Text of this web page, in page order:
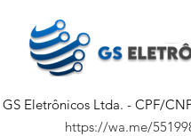
GS Eletrônicos Ltda. - CPF/
https://wa.me/